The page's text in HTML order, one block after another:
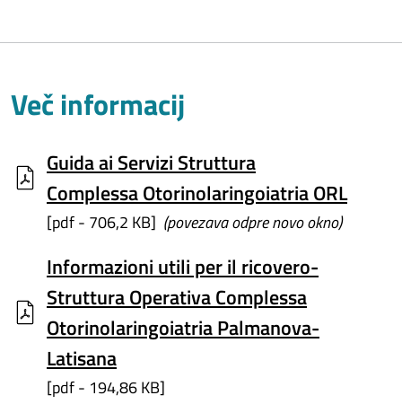
Več informacij
Guida ai Servizi Struttura
Complessa Otorinolaringoiatria ORL
[pdf - 706,2 KB] (povezava odpre novo okno)
Informazioni utili per il ricovero-
Struttura Operativa Complessa
Otorinolaringoiatria Palmanova-
Latisana
[pdf - 194,86 KB]